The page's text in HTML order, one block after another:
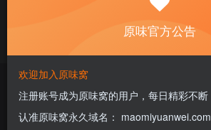
原味商城
原味官方公告
欢迎加入原味窝
注册账号成为原味窝的用户，每日精彩不断
认准原味窝永久域名： maomiyuanwei.com